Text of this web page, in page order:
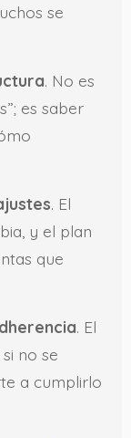
se
. No es
es saber
. El
y el plan
que
. El
no se
a cumplirlo